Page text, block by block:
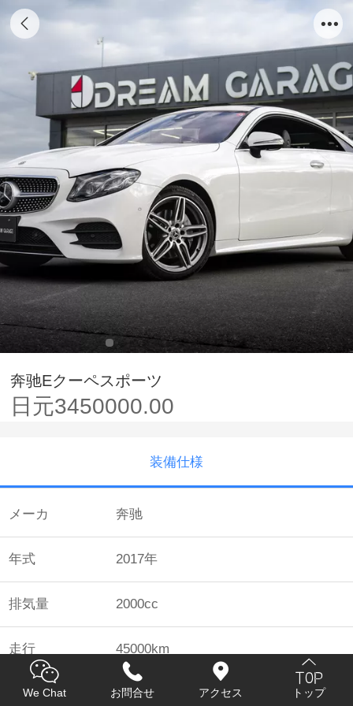
奔驰Eクーペスポーツ
日元3450000.00
装備仕様
メーカ 奔驰
年式 2017年
排気量 2000cc
走行 45000km
ホワイト
We Chat お問合せ アクセス トップ